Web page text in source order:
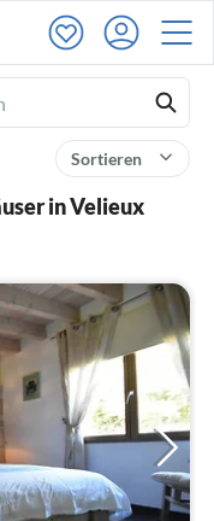
Sortieren
in Velieux